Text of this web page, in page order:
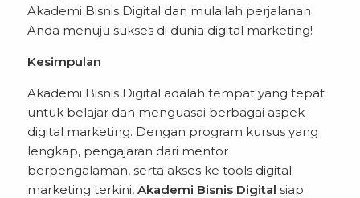
Akademi Bisnis Digital dan mulailah perjalanan
Anda menuju sukses di dunia digital marketing!
Kesimpulan
Akademi Bisnis Digital adalah tempat yang tepat
untuk belajar dan menguasai berbagai aspek
digital marketing. Dengan program kursus yang
lengkap, pengajaran dari mentor
berpengalaman, serta akses ke tools digital
marketing terkini, Akademi Bisnis Digital siap